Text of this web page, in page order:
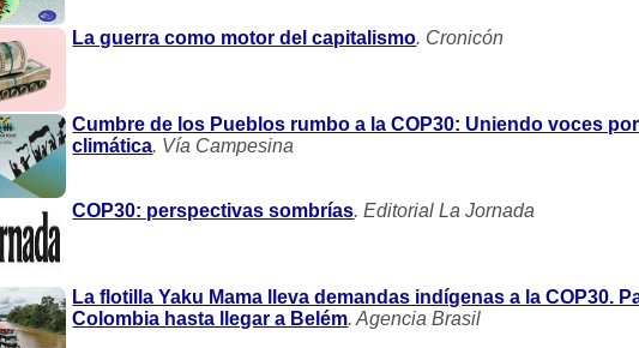
La guerra como motor del capitalismo. Cronicón
Cumbre de los Pueblos rumbo a la COP30: Uniendo voces
climática. Vía Campesina
COP30: perspectivas sombrías. Editorial La Jornada
La flotilla Yaku Mama lleva demandas indígenas a la COP30.
Colombia hasta llegar a Belém. Agencia Brasil